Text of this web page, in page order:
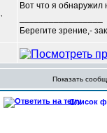
Вот что я обнаружил
Берегите зрение,-
Показать
Список